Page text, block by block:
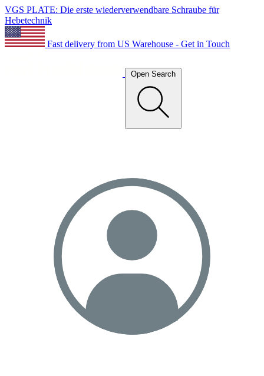
VGS PLATE: Die erste wiederverwendbare Schraube für
Hebetechnik
Fast delivery from US Warehouse - Get in Touch
Open Search